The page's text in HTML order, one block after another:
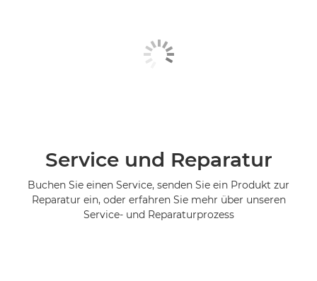
Service und Reparatur
Buchen Sie einen Service, senden Sie ein Produkt zur
Reparatur ein, oder erfahren Sie mehr über unseren
Service- und Reparaturprozess